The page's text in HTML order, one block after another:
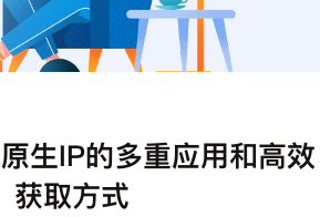
生IP的多重应用和高效
获取方式